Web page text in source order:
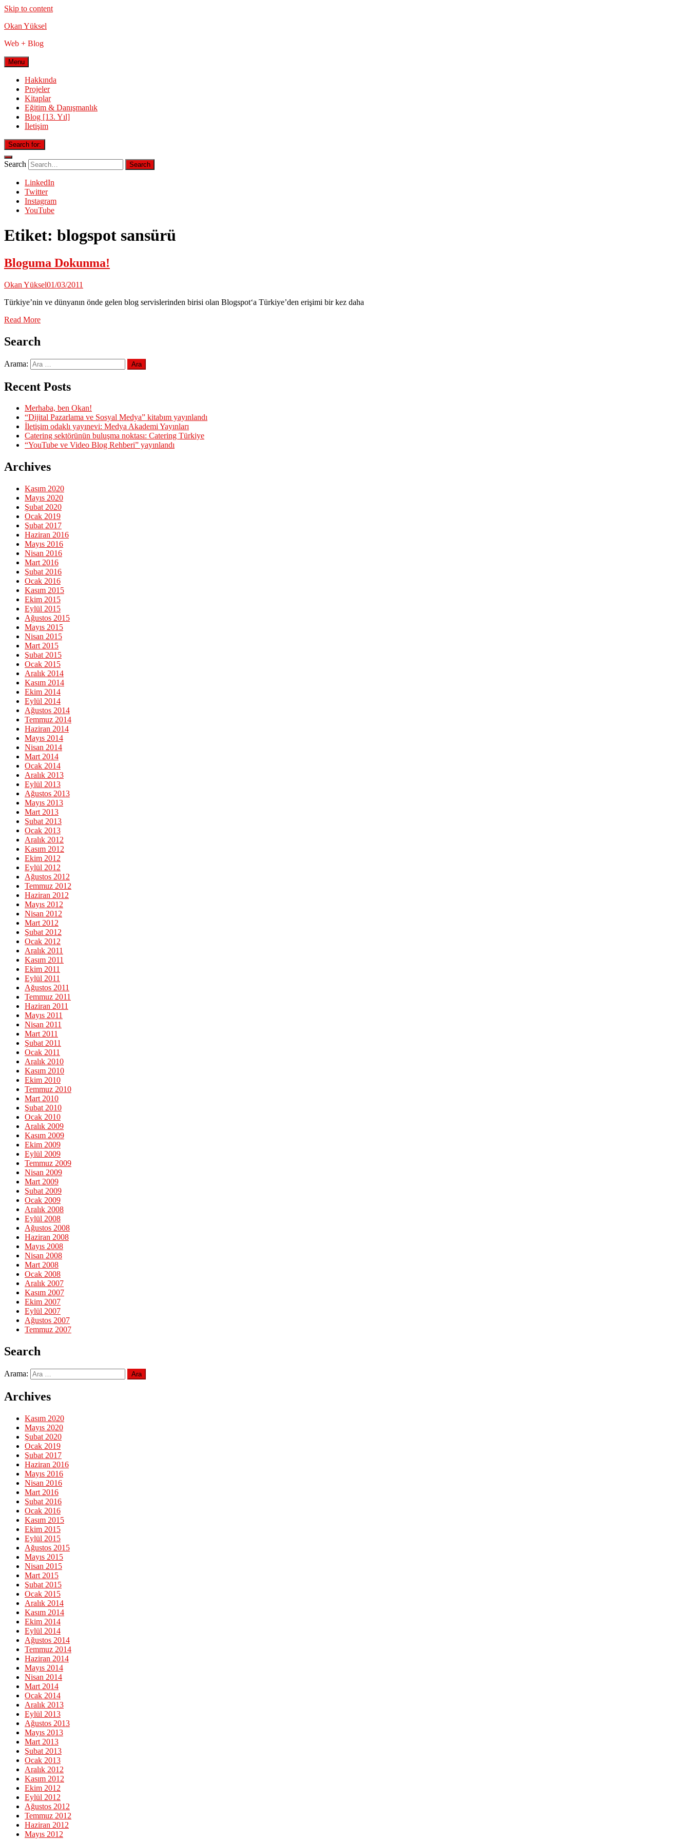
Skip to content
Okan Yüksel
Web + Blog
Menu
Hakkında
Projeler
Kitaplar
Eğitim & Danışmanlık
Blog [13. Yıl]
İletişim
Search for:
Search
LinkedIn
Twitter
Instagram
YouTube
Etiket: blogspot sansürü
Bloguma Dokunma!
Okan Yüksel01/03/2011
Türkiye’nin ve dünyanın önde gelen blog servislerinden birisi olan Blogspot‘a Türkiye’den erişimi bir kez daha
Read More
Search
Arama:
Recent Posts
Merhaba, ben Okan!
“Dijital Pazarlama ve Sosyal Medya” kitabım yayınlandı
İletişim odaklı yayınevi: Medya Akademi Yayınları
Catering sektörünün buluşma noktası: Catering Türkiye
“YouTube ve Video Blog Rehberi” yayınlandı
Archives
Kasım 2020
Mayıs 2020
Şubat 2020
Ocak 2019
Şubat 2017
Haziran 2016
Mayıs 2016
Nisan 2016
Mart 2016
Şubat 2016
Ocak 2016
Kasım 2015
Ekim 2015
Eylül 2015
Ağustos 2015
Mayıs 2015
Nisan 2015
Mart 2015
Şubat 2015
Ocak 2015
Aralık 2014
Kasım 2014
Ekim 2014
Eylül 2014
Ağustos 2014
Temmuz 2014
Haziran 2014
Mayıs 2014
Nisan 2014
Mart 2014
Ocak 2014
Aralık 2013
Eylül 2013
Ağustos 2013
Mayıs 2013
Mart 2013
Şubat 2013
Ocak 2013
Aralık 2012
Kasım 2012
Ekim 2012
Eylül 2012
Ağustos 2012
Temmuz 2012
Haziran 2012
Mayıs 2012
Nisan 2012
Mart 2012
Şubat 2012
Ocak 2012
Aralık 2011
Kasım 2011
Ekim 2011
Eylül 2011
Ağustos 2011
Temmuz 2011
Haziran 2011
Mayıs 2011
Nisan 2011
Mart 2011
Şubat 2011
Ocak 2011
Aralık 2010
Kasım 2010
Ekim 2010
Temmuz 2010
Mart 2010
Şubat 2010
Ocak 2010
Aralık 2009
Kasım 2009
Ekim 2009
Eylül 2009
Temmuz 2009
Nisan 2009
Mart 2009
Şubat 2009
Ocak 2009
Aralık 2008
Eylül 2008
Ağustos 2008
Haziran 2008
Mayıs 2008
Nisan 2008
Mart 2008
Ocak 2008
Aralık 2007
Kasım 2007
Ekim 2007
Eylül 2007
Ağustos 2007
Temmuz 2007
Search
Arama:
Archives
Kasım 2020
Mayıs 2020
Şubat 2020
Ocak 2019
Şubat 2017
Haziran 2016
Mayıs 2016
Nisan 2016
Mart 2016
Şubat 2016
Ocak 2016
Kasım 2015
Ekim 2015
Eylül 2015
Ağustos 2015
Mayıs 2015
Nisan 2015
Mart 2015
Şubat 2015
Ocak 2015
Aralık 2014
Kasım 2014
Ekim 2014
Eylül 2014
Ağustos 2014
Temmuz 2014
Haziran 2014
Mayıs 2014
Nisan 2014
Mart 2014
Ocak 2014
Aralık 2013
Eylül 2013
Ağustos 2013
Mayıs 2013
Mart 2013
Şubat 2013
Ocak 2013
Aralık 2012
Kasım 2012
Ekim 2012
Eylül 2012
Ağustos 2012
Temmuz 2012
Haziran 2012
Mayıs 2012